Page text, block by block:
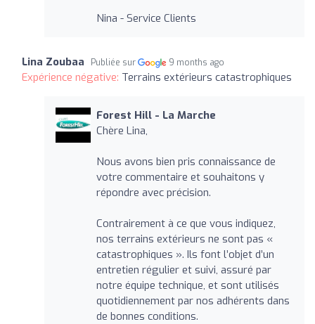
Nina - Service Clients
Lina Zoubaa Publiée sur 9 months ago
Expérience négative: Terrains extérieurs catastrophiques
Forest Hill - La Marche
Chère Lina,
Nous avons bien pris connaissance de
votre commentaire et souhaitons y
répondre avec précision.
Contrairement à ce que vous indiquez,
nos terrains extérieurs ne sont pas «
catastrophiques ». Ils font l’objet d’un
entretien régulier et suivi, assuré par
notre équipe technique, et sont utilisés
quotidiennement par nos adhérents dans
de bonnes conditions.